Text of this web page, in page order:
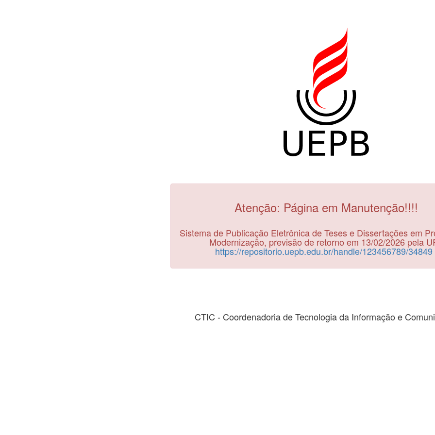
Atenção: Página em Manutenção!!!!
Sistema de Publicação Eletrônica de Teses e Dissertações em
Modernização, previsão de retorno em 13/02/2026 pela
https://repositorio.uepb.edu.br/handle/123456789/34849
CTIC - Coordenadoria de Tecnologia da Informação e